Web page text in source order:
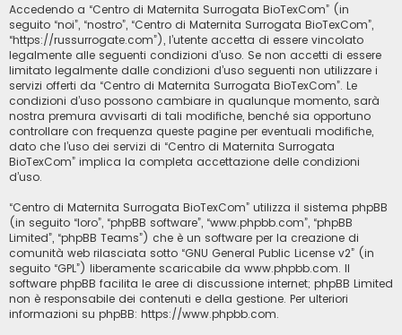
Accedendo a “Centro di Maternita Surrogata BioTexCom” (in
seguito “noi”, “nostro”, “Centro di Maternita Surrogata BioTexCom”,
“https://russurrogate.com”), l’utente accetta di essere vincolato
legalmente alle seguenti condizioni d’uso. Se non accetti di essere
limitato legalmente dalle condizioni d’uso seguenti non utilizzare i
servizi offerti da “Centro di Maternita Surrogata BioTexCom”. Le
condizioni d’uso possono cambiare in qualunque momento, sarà
nostra premura avvisarti di tali modifiche, benché sia opportuno
controllare con frequenza queste pagine per eventuali modifiche,
dato che l’uso dei servizi di “Centro di Maternita Surrogata
BioTexCom” implica la completa accettazione delle condizioni
d’uso.
“Centro di Maternita Surrogata BioTexCom” utilizza il sistema phpBB
(in seguito “loro”, “phpBB software”, “www.phpbb.com”, “phpBB
Limited”, “phpBB Teams”) che è un software per la creazione di
comunità web rilasciata sotto “GNU General Public License v2” (in
seguito “GPL”) liberamente scaricabile da www.phpbb.com. Il
software phpBB facilita le aree di discussione internet; phpBB Limited
non è responsabile dei contenuti e della gestione. Per ulteriori
informazioni su phpBB: https://www.phpbb.com.